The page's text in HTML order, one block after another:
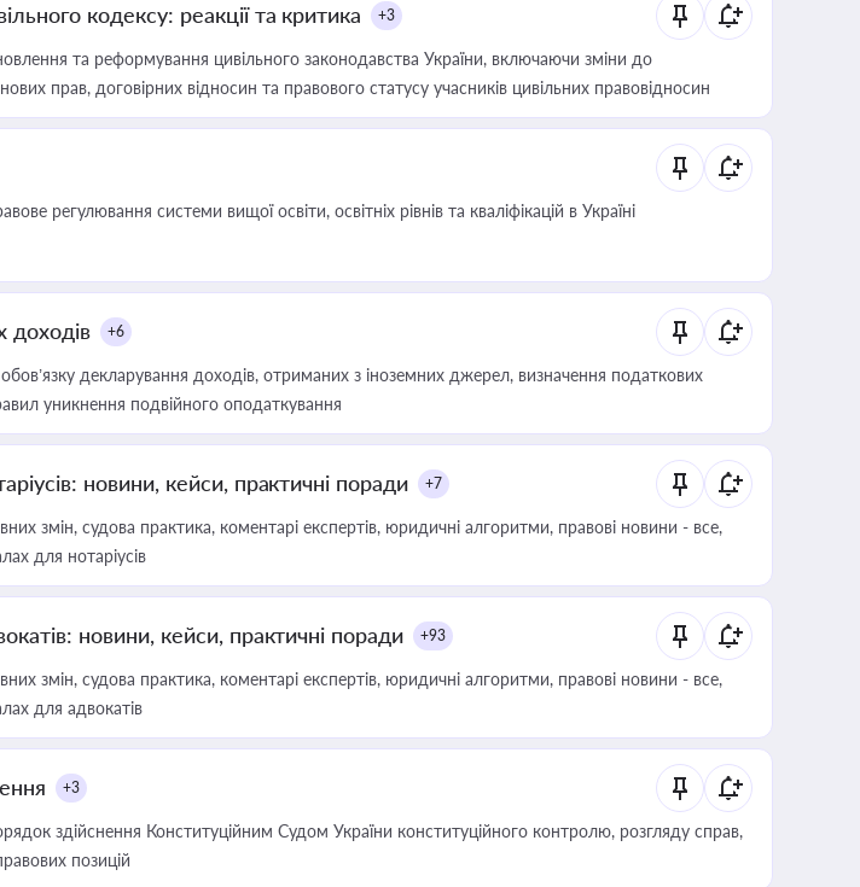
кодексу: реакції та критика +3
та реформування цивільного законодавства України, включаючи зміни до
прав, договірних відносин та правового статусу учасників цивільних правовідносин
регулювання системи вищої освіти, освітніх рівнів та кваліфікацій в Україні
доходів +6
декларування доходів, отриманих з іноземних джерел, визначення податкових
уникнення подвійного оподаткування
новини, кейси, практичні поради +7
змін, судова практика, коментарі експертів, юридичні алгоритми, правові новини - все,
для нотаріусів
новини, кейси, практичні поради +93
змін, судова практика, коментарі експертів, юридичні алгоритми, правові новини - все,
для адвокатів
+3
здійснення Конституційним Судом України конституційного контролю, розгляду справ,
позицій